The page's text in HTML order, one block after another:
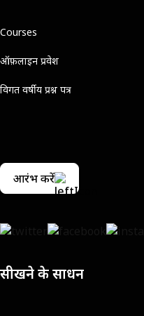
Courses
ऑफ़लाइन प्रवेश
विगत वर्षीय प्रश्न पत्र
आरंभ करें
सीखने के साधन